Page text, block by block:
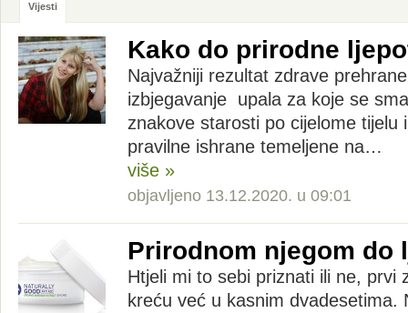
Vijesti
Kako do prirodne
Najvažniji rezultat zdrave
izbjegavanje upala za koje se
znakove starosti po cijelome tijelu
pravilne ishrane temeljene na…
više »
objavljeno 13.12.2020. u 09:01
Prirodnom njegom do
Htjeli mi to sebi priznati ili ne, prvi
kreću već u kasnim dvadesetima.